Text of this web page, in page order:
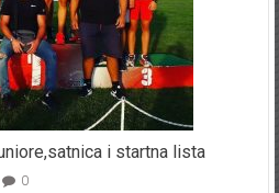
i startna lista
0